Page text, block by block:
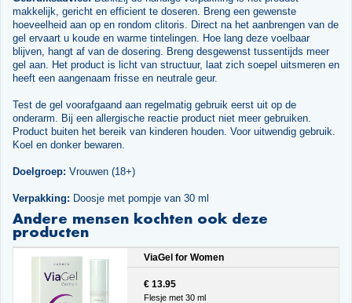
makkelijk, gericht en efficient te doseren. Breng een gewenste
hoeveelheid aan op en rondom clitoris. Direct na het aanbrengen van de
gel ervaart u koude en warme tintelingen. Hoe lang deze voelbaar
blijven, hangt af van de dosering. Breng desgewenst tussentijds meer
gel aan. Het product is licht van structuur, laat zich soepel uitsmeren en
heeft een aangenaam frisse en neutrale geur.
Test de gel voorafgaand aan regelmatig gebruik eerst uit op de
onderarm. Bij een allergische reactie product niet meer gebruiken.
Product buiten het bereik van kinderen houden. Voor uitwendig gebruik.
Koel en donker bewaren.
Doelgroep: Vrouwen (18+)
Verpakking: Doosje met pompje van 30 ml
Andere mensen kochten ook deze
producten
ViaGel for Women
€ 13.95
Flesje met 30 ml